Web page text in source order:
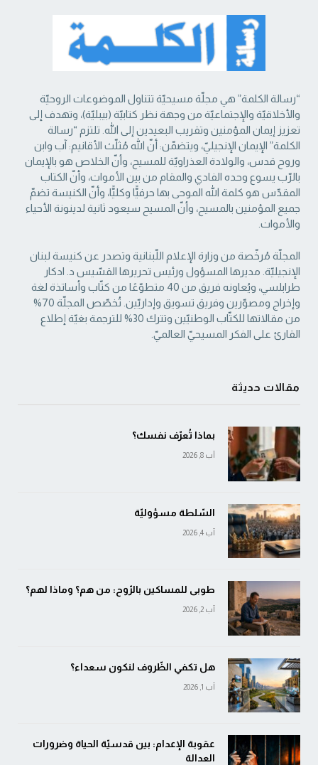
“رسالة الكلمة” هي مجلّة مسيحيّة تتناول الموضوعات الروحيّة
والأخلاقيّة والإجتماعيّة من ‏وجهة نظر كتابيّة (بيبليّة)، وتهدف إلى
تعزيز إيمان المؤمنين وتقريب البعيدين إلى الله. تلتزم “رسالة
‏الكلمة” الإيمان الإنجيليّ، ويتضمّن: أنّ الله مُثلّث الأقانيم: آب وابن
وروح قدس، والولادة العذراويّة ‏للمسيح، وأنّ الخلاص هو بالإيمان
بالرّب يسوع وحده الفادي والمقام من بين الأموات، وأنّ الكتاب
‏المقدّس هو كلمة الله الموحى بها حرفيًّا وكليًّا، وأنّ الكنيسة تضمّ
جميع المؤمنين بالمسيح، وأنّ المسيح ‏سيعود ثانية لدينونة الأحياء
والأموات. ‏
المجلّة مُرخّصة من وزارة الإعلام اللّبنانية وتصدر عن كنيسة لبنان
الإنجيليّة. مديرها المسؤول ‏ورئيس تحريرها القسّيس د. ادكار
طرابلسي، ويُعاونه فريق من 40 متطوّعًا من كتّاب وأساتذة لغة
‏وإخراج ومصوّرين وفريق تسويق وإداريّين. تُخصّص المجلّة 70%
من مقالاتها للكتّاب الوطنيّين ‏وتترك 30% للترجمة بغيّة إطلاع
القارئ على الفكر المسيحيّ العالميّ.‏
مقالات حديثة
بماذا تُعرّف نفسك؟
آب 8, 2026
السّلطة مسؤوليّة
آب 4, 2026
طوبى للمساكين بالرّوح: من هم؟ وماذا لهم؟
آب 2, 2026
هل تكفي الظّروف لنكون سعداء؟
آب 1, 2026
عقوبة الإعدام: بين قدسيّة الحياة وضرورات
العدالة